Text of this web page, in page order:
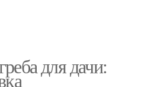
для дачи: